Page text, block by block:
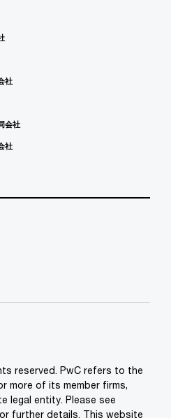
社
会社
社
reserved. PwC refers to the
more of its member firms,
legal entity. Please see
further details. This website